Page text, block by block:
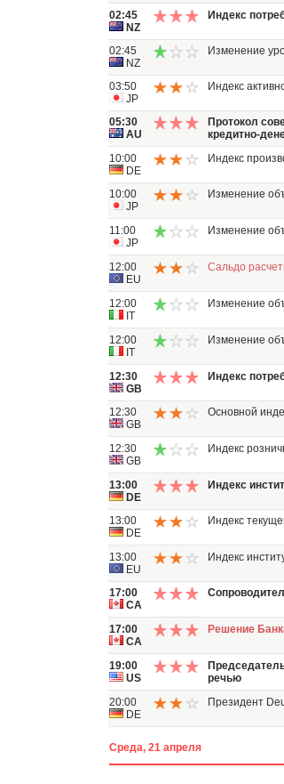
02:45
NZ
Индекс
02:45
NZ
Изменение
03:50
JP
Индекс
05:30
AU
Протокол
кредитно-
10:00
DE
Индекс
10:00
JP
Изменение
11:00
JP
Изменение
12:00
EU
Сальдо
12:00
IT
Изменение
12:00
IT
Изменение
12:30
GB
Индекс
12:30
GB
Основной
12:30
GB
Индекс
13:00
DE
Индекс
13:00
DE
Индекс
13:00
EU
Индекс
17:00
CA
17:00
CA
Решение
19:00
US
речью
20:00
DE
Президент
Среда, 21 апреля